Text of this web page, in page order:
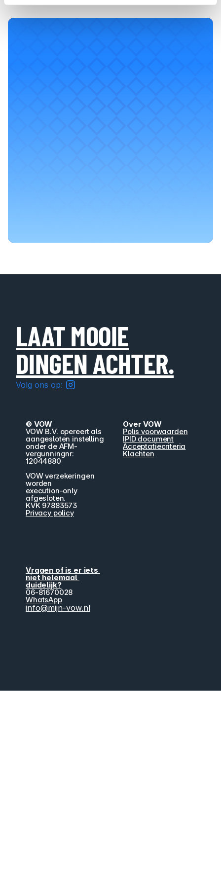
Wat laat jij achter?
LAAT MOOIE
DINGEN ACHTER.
Volg ons op:
© VOW
VOW B.V. opereert als
aangesloten instelling
onder de AFM-
vergunningnr:
12044880
VOW verzekeringen
worden
execution-only
afgesloten.
KVK 97883573
Privacy policy
Over VOW
Polis voorwaarden
IPID document
Acceptatiecriteria
Klachten
Vragen of is er iets
niet helemaal
duidelijk?
06-81670028
WhatsApp
info@mijn-vow.nl